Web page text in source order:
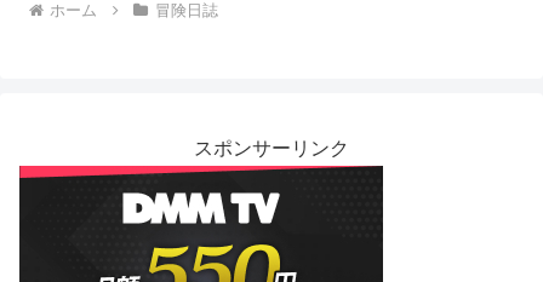
ホーム 冒険日誌
スポンサーリンク